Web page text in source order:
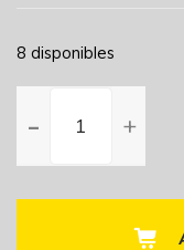
8 disponibles
SIN